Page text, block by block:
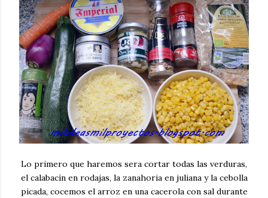
Lo primero que haremos sera cortar todas las verduras,
el calabacín en rodajas, la zanahoria en juliana y la cebolla
picada, cocemos el arroz en una cacerola con sal durante